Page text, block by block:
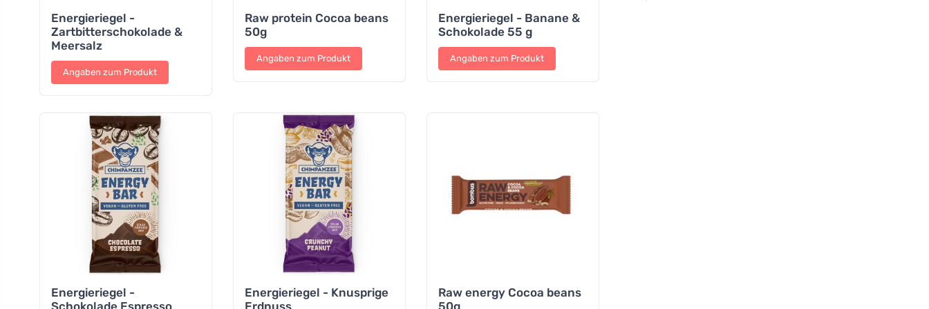
Energieriegel -
Zartbitterschokolade &
Meersalz
Angaben zum Produkt
Raw protein Cocoa beans
50g
Angaben zum Produkt
Energieriegel - Banane &
Schokolade 55 g
Angaben zum Produkt
Energieriegel -
Energieriegel - Knusprige
Raw energy Cocoa beans